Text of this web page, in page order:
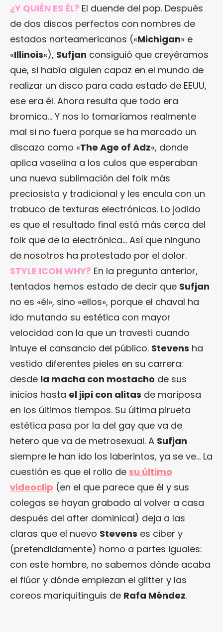
¿Y QUIÉN ES ÉL? El duende del pop. Después
de dos discos perfectos con nombres de
estados norteamericanos («Michigan» e
«Illinois«), Sufjan consiguió que creyéramos
que, si había alguien capaz en el mundo de
realizar un disco para cada estado de EEUU,
ese era él. Ahora resulta que todo era
bromica… Y nos lo tomaríamos realmente
mal si no fuera porque se ha marcado un
discazo como «The Age of Adz«, donde
aplica vaselina a los culos que esperaban
una nueva sublimación del folk más
preciosista y tradicional y les encula con un
trabuco de texturas electrónicas. Lo jodido
es que el resultado final está más cerca del
folk que de la electrónica… Así que ninguno
de nosotros ha protestado por el dolor.
STYLE ICON WHY? En la pregunta anterior,
tentados hemos estado de decir que Sufjan
no es «él», sino «ellos», porque el chaval ha
ido mutando su estética con mayor
velocidad con la que un travesti cuando
intuye el cansancio del público. Stevens ha
vestido diferentes pieles en su carrera:
desde la macha con mostacho de sus
inicios hasta el jipi con alitas de mariposa
en los últimos tiempos. Su última pirueta
estética pasa por la del gay que va de
hetero que va de metrosexual. A Sufjan
siempre le han ido los laberintos, ya se ve… La
cuestión es que el rollo de su último
videoclip (en el que parece que él y sus
colegas se hayan grabado al volver a casa
después del after dominical) deja a las
claras que el nuevo Stevens es ciber y
(pretendidamente) homo a partes iguales:
con este hombre, no sabemos dónde acaba
el flúor y dónde empiezan el glitter y las
coreos mariquitinguis de Rafa Méndez.